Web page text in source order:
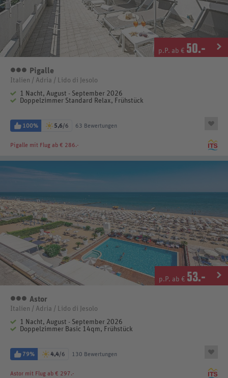
p.P. ab € 50.-
3 Sterne
Pigalle
Italien / Adria / Lido di Jesolo
1 Nacht, August - September 2026
Doppelzimmer Standard Relax, Frühstück
100% 5,6/6 63 Bewertungen
Pigalle mit Flug ab € 286.-
p.P. ab € 53.-
3 Sterne
Astor
Italien / Adria / Lido di Jesolo
1 Nacht, August - September 2026
Doppelzimmer Basic 14qm, Frühstück
79% 4,4/6 130 Bewertungen
Astor mit Flug ab € 297.-